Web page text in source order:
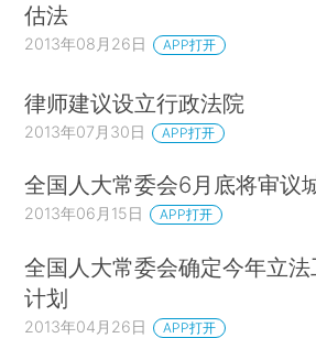
估法
2013年08月26日 APP打开
律师建议设立行政法院
2013年07月30日 APP打开
全国人大常委会6月底将审议
2013年06月15日 APP打开
全国人大常委会确定今年立
计划
2013年04月26日 APP打开